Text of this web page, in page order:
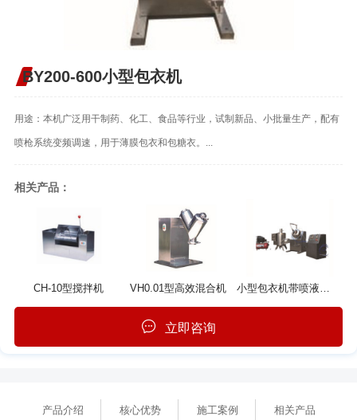
BY200-600小型包衣机
用途：本机广泛用干制药、化工、食品等行业，试制新品、小批量生产，配有
喷枪系统变频调速，用于薄膜包衣和包糖衣。...
相关产品：
CH-10型搅拌机 VH0.01型高效混合机
立即咨询
产品介绍 核心优势 施工案例 相关产品